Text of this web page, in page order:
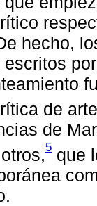
hecho,
de
de
5 que